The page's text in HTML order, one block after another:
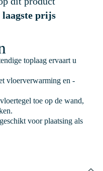
laagste prijs
toplaag ervaart u
vloerverwarming en -
toe op de wand,
voor plaatsing als